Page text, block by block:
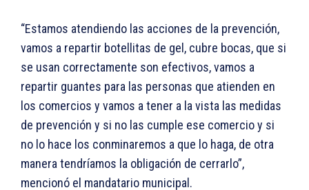
“Estamos atendiendo las acciones de la prevención,
vamos a repartir botellitas de gel, cubre bocas, que si
se usan correctamente son efectivos, vamos a
repartir guantes para las personas que atienden en
los comercios y vamos a tener a la vista las medidas
de prevención y si no las cumple ese comercio y si
no lo hace los conminaremos a que lo haga, de otra
manera tendríamos la obligación de cerrarlo”,
mencionó el mandatario municipal.